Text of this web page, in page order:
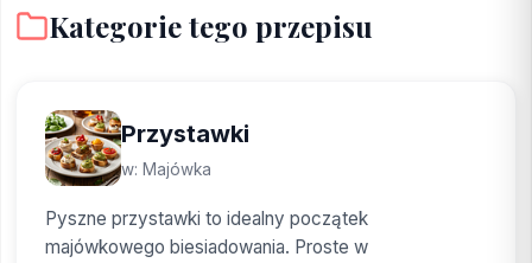
Kategorie tego przepisu
Przystawki
w: Majówka
Pyszne przystawki to idealny początek
majówkowego biesiadowania. Proste w